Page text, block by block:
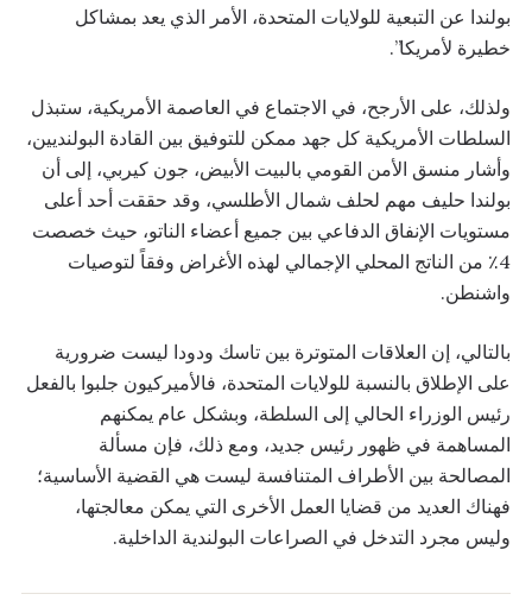
بولندا عن التبعية للولايات المتحدة، الأمر الذي يعد بمشاكل
خطيرة لأمريكا”.
ولذلك، على الأرجح، في الاجتماع في العاصمة الأمريكية، ستبذل
السلطات الأمريكية كل جهد ممكن للتوفيق بين القادة البولنديين،
وأشار منسق الأمن القومي بالبيت الأبيض، جون كيربي، إلى أن
بولندا حليف مهم لحلف شمال الأطلسي، وقد حققت أحد أعلى
مستويات الإنفاق الدفاعي بين جميع أعضاء الناتو، حيث خصصت
4٪ من الناتج المحلي الإجمالي لهذه الأغراض وفقاً لتوصيات
واشنطن.
بالتالي، إن العلاقات المتوترة بين تاسك ودودا ليست ضرورية
على الإطلاق بالنسبة للولايات المتحدة، فالأميركيون جلبوا بالفعل
رئيس الوزراء الحالي إلى السلطة، وبشكل عام يمكنهم
المساهمة في ظهور رئيس جديد، ومع ذلك، فإن مسألة
المصالحة بين الأطراف المتنافسة ليست هي القضية الأساسية؛
فهناك العديد من قضايا العمل الأخرى التي يمكن معالجتها،
وليس مجرد التدخل في الصراعات البولندية الداخلية.